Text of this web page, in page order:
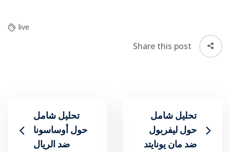
live
Share this post
تحليل شامل
حول أوساسونا
ضد الريال
تحليل شامل
حول ليفربول
ضد مان يونايتد